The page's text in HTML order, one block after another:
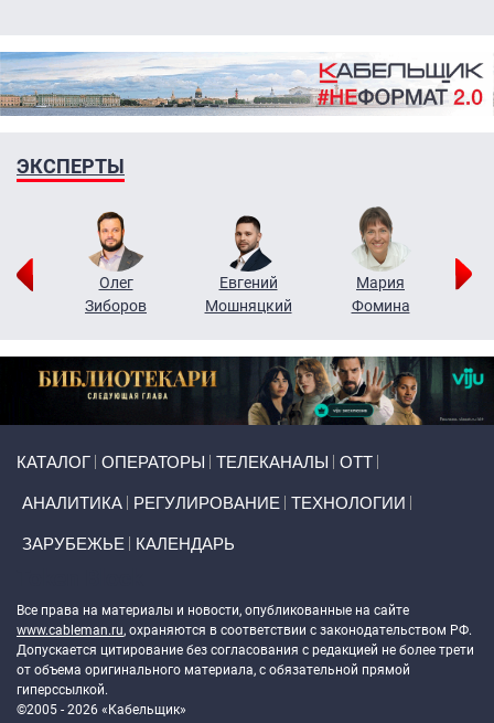
ЭКСПЕРТЫ
Олег
Зиборов
Евгений
Мошняцкий
Мария
Фомина
КАТАЛОГ ОПЕРАТОРЫ ТЕЛЕКАНАЛЫ ОТТ
АНАЛИТИКА РЕГУЛИРОВАНИЕ ТЕХНОЛОГИИ
ЗАРУБЕЖЬЕ КАЛЕНДАРЬ
Все права на материалы и новости, опубликованные на сайте
www.cableman.ru, охраняются в соответствии с законодательством РФ.
Допускается цитирование без согласования с редакцией не более трети
от объема оригинального материала, с обязательной прямой
гиперссылкой.
©2005 - 2026 «Кабельщик»